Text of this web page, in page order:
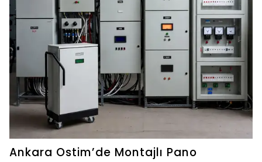
Ankara Ostim’de Montajlı Pano